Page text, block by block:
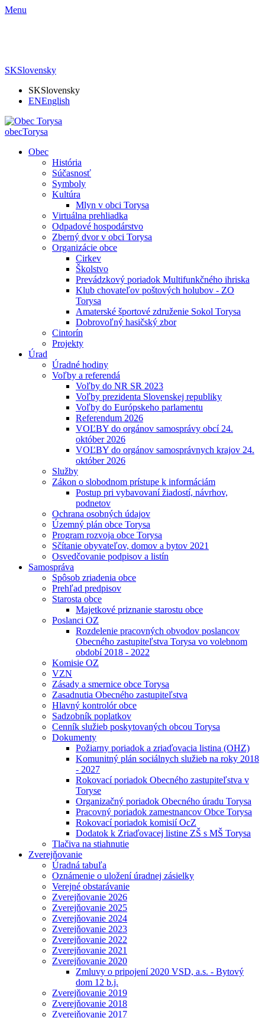
Menu
SKSlovensky
SKSlovensky
ENEnglish
obecTorysa
Obec
História
Súčasnosť
Symboly
Kultúra
Mlyn v obci Torysa
Virtuálna prehliadka
Odpadové hospodárstvo
Zberný dvor v obci Torysa
Organizácie obce
Cirkev
Školstvo
Prevádzkový poriadok Multifunkčného ihriska
Klub chovateľov poštových holubov - ZO
Torysa
Amaterské športové združenie Sokol Torysa
Dobrovoľný hasičský zbor
Cintorín
Projekty
Úrad
Úradné hodiny
Voľby a referendá
Voľby do NR SR 2023
Voľby prezidenta Slovenskej republiky
Voľby do Európskeho parlamentu
Referendum 2026
VOĽBY do orgánov samosprávy obcí 24.
október 2026
VOĽBY do orgánov samosprávnych krajov 24.
október 2026
Služby
Zákon o slobodnom prístupe k informáciám
Postup pri vybavovaní žiadostí, návrhov,
podnetov
Ochrana osobných údajov
Územný plán obce Torysa
Program rozvoja obce Torysa
Sčítanie obyvateľov, domov a bytov 2021
Osvedčovanie podpisov a listín
Samospráva
Spôsob zriadenia obce
Prehľad predpisov
Starosta obce
Majetkové priznanie starostu obce
Poslanci OZ
Rozdelenie pracovných obvodov poslancov
Obecného zastupiteľstva Torysa vo volebnom
období 2018 - 2022
Komisie OZ
VZN
Zásady a smernice obce Torysa
Zasadnutia Obecného zastupiteľstva
Hlavný kontrolór obce
Sadzobník poplatkov
Cenník služieb poskytovaných obcou Torysa
Dokumenty
Požiarny poriadok a zriaďovacia listina (OHZ)
Komunitný plán sociálnych služieb na roky 2018
- 2027
Rokovací poriadok Obecného zastupiteľstva v
Toryse
Organizačný poriadok Obecného úradu Torysa
Pracovný poriadok zamestnancov Obce Torysa
Rokovací poriadok komisií OcZ
Dodatok k Zriaďovacej listine ZŠ s MŠ Torysa
Tlačiva na stiahnutie
Zverejňovanie
Úradná tabuľa
Oznámenie o uložení úradnej zásielky
Verejné obstarávanie
Zverejňovanie 2026
Zverejňovanie 2025
Zverejňovanie 2024
Zverejňovanie 2023
Zverejňovanie 2022
Zverejňovanie 2021
Zverejňovanie 2020
Zmluvy o pripojení 2020 VSD, a.s. - Bytový
dom 12 b.j.
Zverejňovanie 2019
Zverejňovanie 2018
Zverejňovanie 2017